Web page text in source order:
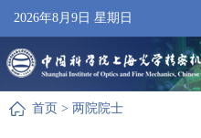
2026年8月9日 星期日
首页 > 两院院士